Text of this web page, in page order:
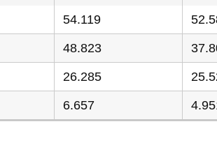
54.119
48.823
26.285
6.657